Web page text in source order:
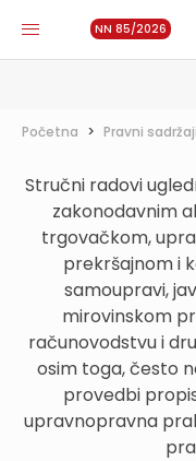
NN 85/2026
Početna > Pravni sadržaji
Stručni radovi
zakonodavnim
trgovačkom,
prekršajnom i
samoupravi,
mirovinskom
računovodstvu i
osim toga, često
provedbi
upravnopravna